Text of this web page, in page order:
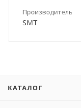
Производитель
SMT
КАТАЛОГ